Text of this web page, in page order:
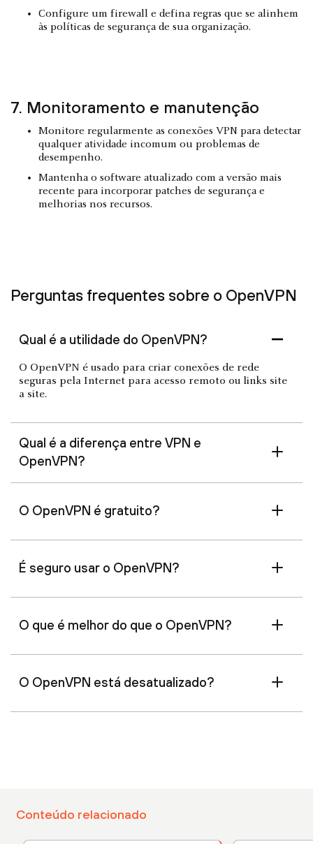
Configure um firewall e defina regras que se alinhem
às políticas de segurança de sua organização.
7. Monitoramento e manutenção
Monitore regularmente as conexões VPN para detectar
qualquer atividade incomum ou problemas de
desempenho.
Mantenha o software atualizado com a versão mais
recente para incorporar patches de segurança e
melhorias nos recursos.
Perguntas frequentes sobre o OpenVPN
Qual é a utilidade do OpenVPN?
O OpenVPN é usado para criar conexões de rede
seguras pela Internet para acesso remoto ou links site
a site.
Qual é a diferença entre VPN e
OpenVPN?
O OpenVPN é gratuito?
É seguro usar o OpenVPN?
O que é melhor do que o OpenVPN?
O OpenVPN está desatualizado?
Conteúdo relacionado